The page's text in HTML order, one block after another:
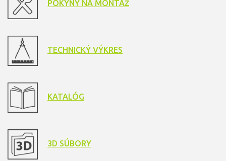
POKYNY NA MONTÁŽ
TECHNICKÝ VÝKRES
KATALÓG
3D SÚBORY